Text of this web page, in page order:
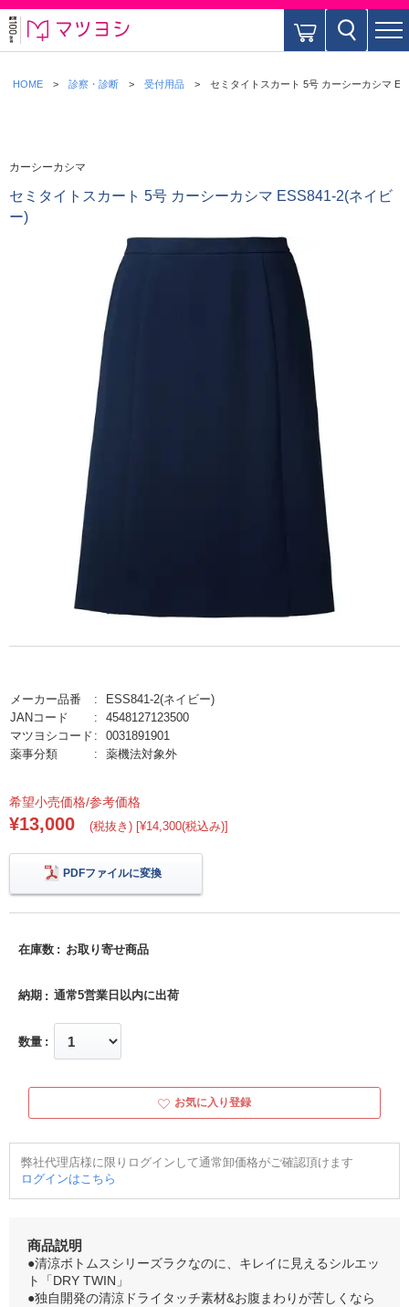
HOME 診察・診断 受付用品 セミタイトスカート 5号 カーシーカシマ
カーシーカシマ
セミタイトスカート 5号 カーシーカシマ ESS841-2(ネイビ
ー)
メーカー品番
ESS841-2(ネイビー)
JANコード
4548127123500
マツヨシコード
0031891901
薬事分類
薬機法対象外
希望小売価格/参考価格
¥13,000 (税抜き) [¥14,300(税込み)]
PDFファイルに変換
在庫数 お取り寄せ商品
納期 通常5営業日以内に出荷
数量
お気に入り登録
弊社代理店様に限りログインして通常卸価格がご確認頂けます
ログインはこちら
商品説明
●清涼ボトムスシリーズラクなのに、キレイに見えるシルエッ
ト「DRY TWIN」
●独自開発の清涼ドライタッチ素材&お腹まわりが苦しくなら